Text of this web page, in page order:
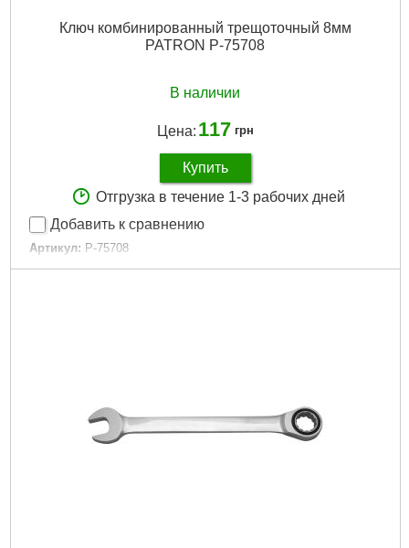
Ключ комбинированный трещоточный 8мм
PATRON P-75708
В наличии
Цена: 117 грн
Купить
Отгрузка в течение 1-3 рабочих дней
Добавить к сравнению
Артикул: P-75708
Код товара: 28.94.21